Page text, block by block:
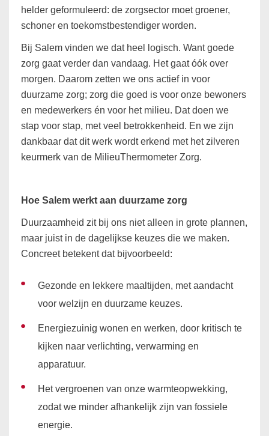
helder geformuleerd: de zorgsector moet groener,
schoner en toekomstbestendiger worden.
Bij Salem vinden we dat heel logisch. Want goede
zorg gaat verder dan vandaag. Het gaat óók over
morgen. Daarom zetten we ons actief in voor
duurzame zorg; zorg die goed is voor onze bewoners
en medewerkers én voor het milieu. Dat doen we
stap voor stap, met veel betrokkenheid. En we zijn
dankbaar dat dit werk wordt erkend met het zilveren
keurmerk van de MilieuThermometer Zorg.
Hoe Salem werkt aan duurzame zorg
Duurzaamheid zit bij ons niet alleen in grote plannen,
maar juist in de dagelijkse keuzes die we maken.
Concreet betekent dat bijvoorbeeld:
Gezonde en lekkere maaltijden, met aandacht
voor welzijn en duurzame keuzes.
Energiezuinig wonen en werken, door kritisch te
kijken naar verlichting, verwarming en
apparatuur.
Het vergroenen van onze warmteopwekking,
zodat we minder afhankelijk zijn van fossiele
energie.